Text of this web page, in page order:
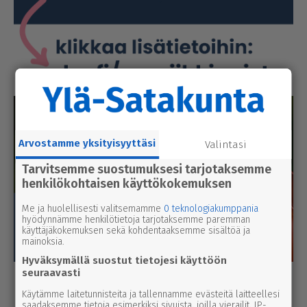
Luetuimmat
Arvostamme yksityisyyttäsi Valintasi
Tarvitsemme suostumuksesi tarjotaksemme
henkilökohtaisen käyttökokemuksen
Me ja huolellisesti valitsemamme 0 teknologiakumppania
hyödynnämme henkilötietoja tarjotaksemme paremman
käyttäjäkokemuksen sekä kohdentaaksemme sisältöä ja
mainoksia.
Hyväksymällä suostut tietojesi käyttöön
seuraavasti
Käytämme laitetunnisteita ja tallennamme evästeitä laitteellesi